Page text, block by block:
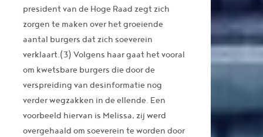
president van de Hoge Raad zegt zich
zorgen te maken over het groeiende
aantal burgers dat zich soeverein
verklaart.(3) Volgens haar gaat het vooral
om kwetsbare burgers die door de
verspreiding van desinformatie nog
verder wegzakken in de ellende. Een
voorbeeld hiervan is Melissa, zij werd
overgehaald om soeverein te worden door